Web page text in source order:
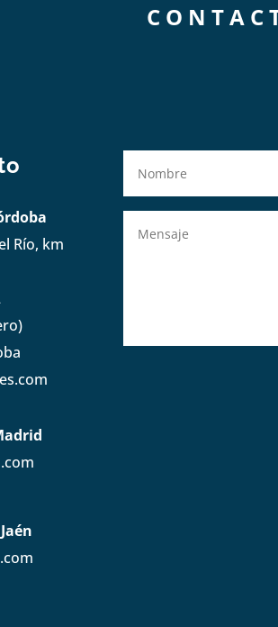
Río, km